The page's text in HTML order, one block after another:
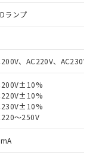
ランプ
、AC220V、AC230V
～250V
物質）の
な商品で